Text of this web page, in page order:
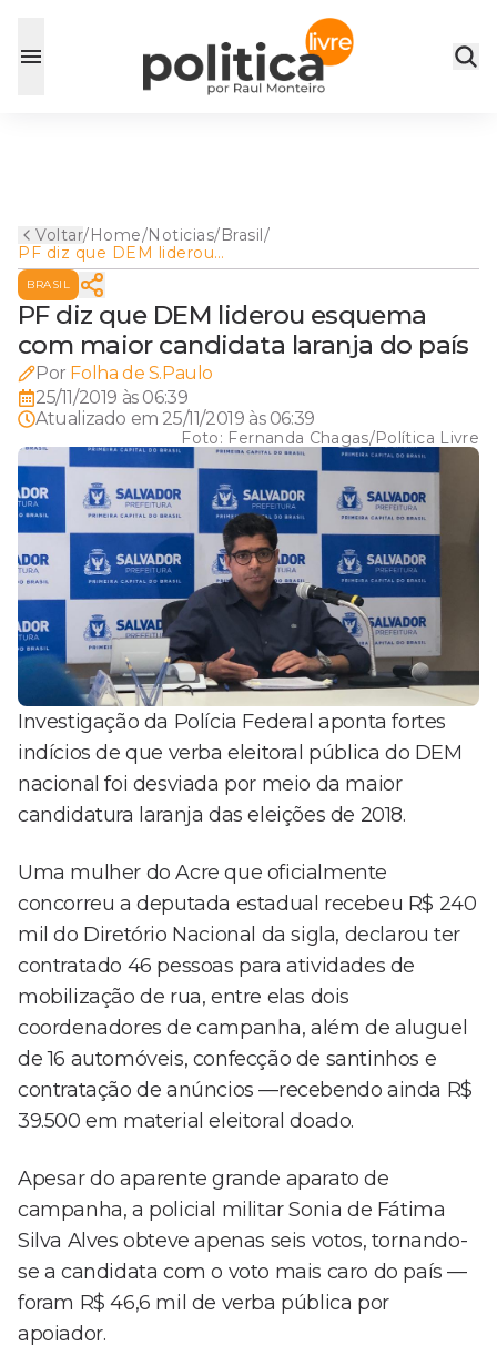
Voltar/Home/Noticias/Brasil/
PF diz que DEM liderou
esquema com maior
candidata laranja do país
BRASIL
PF diz que DEM liderou esquema
com maior candidata laranja do país
Por Folha de S.Paulo
25/11/2019 às 06:39
Atualizado em 25/11/2019 às 06:39
Foto: Fernanda Chagas/Política Livre
Investigação da Polícia Federal aponta fortes
indícios de que verba eleitoral pública do DEM
nacional foi desviada por meio da maior
candidatura laranja das eleições de 2018.
Uma mulher do Acre que oficialmente
concorreu a deputada estadual recebeu R$ 240
mil do Diretório Nacional da sigla, declarou ter
contratado 46 pessoas para atividades de
mobilização de rua, entre elas dois
coordenadores de campanha, além de aluguel
de 16 automóveis, confecção de santinhos e
contratação de anúncios —recebendo ainda R$
39.500 em material eleitoral doado.
Apesar do aparente grande aparato de
campanha, a policial militar Sonia de Fátima
Silva Alves obteve apenas seis votos, tornando-
se a candidata com o voto mais caro do país —
foram R$ 46,6 mil de verba pública por
apoiador.